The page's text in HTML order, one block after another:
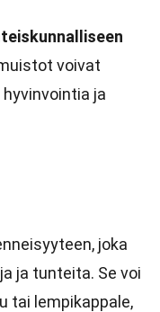
voivat
ja
joka
ja tunteita. Se voi
tai lempikappale,